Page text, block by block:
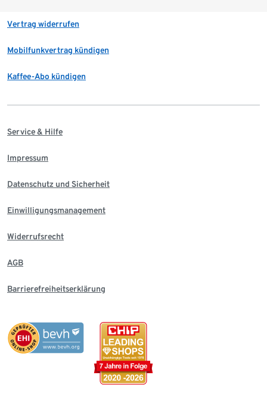
Vertrag widerrufen
Mobilfunkvertrag kündigen
Kaffee-Abo kündigen
Service & Hilfe
Impressum
Datenschutz und Sicherheit
Einwilligungsmanagement
Widerrufsrecht
AGB
Barrierefreiheitserklärung